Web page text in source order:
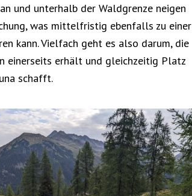
und unterhalb der Waldgrenze neigen
was mittelfristig ebenfalls zu einer
kann. Vielfach geht es also darum, die
einerseits erhält und gleichzeitig Platz
schafft.